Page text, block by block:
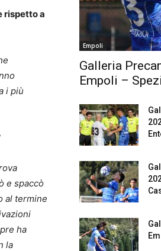
rispetto a
i più
e spaccò
al termine
ha
la
Empoli
Galleria
Empoli –